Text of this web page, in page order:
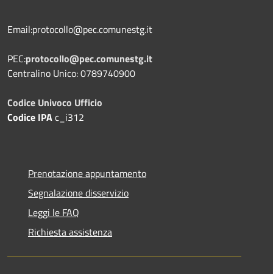
Email:protocollo@pec.comunestg.it
PEC:protocollo@pec.comunestg.it
Centralino Unico: 0789740900
Codice Univoco Ufficio
Codice IPAc_i312
Prenotazione appuntamento
Segnalazione disservizio
Leggi le FAQ
Richiesta assistenza